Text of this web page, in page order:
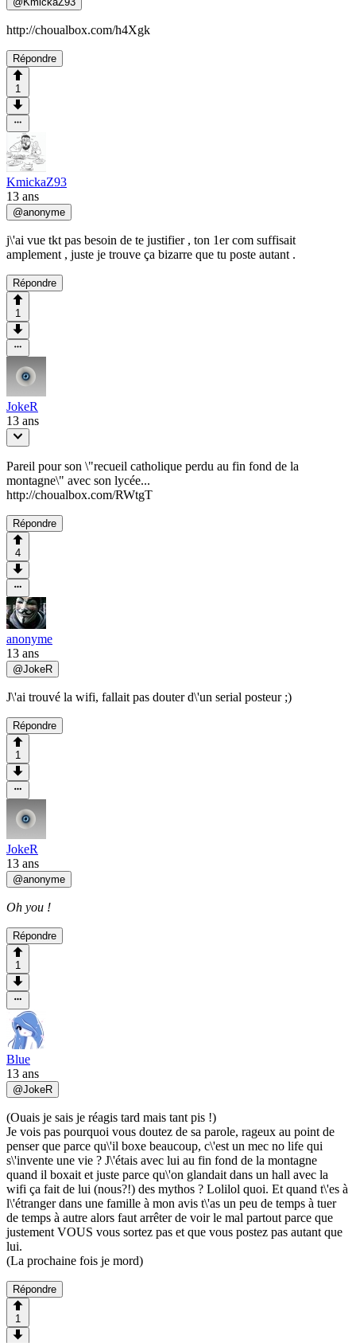
http://choualbox.com/h4Xgk
Répondre
1
KmickaZ93
13 ans
@anonyme
j\'ai vue tkt pas besoin de te justifier , ton 1er com suffisait
amplement , juste je trouve ça bizarre que tu poste autant .
Répondre
1
JokeR
13 ans
Pareil pour son \"recueil catholique perdu au fin fond de la
montagne\" avec son lycée...
http://choualbox.com/RWtgT
Répondre
4
anonyme
13 ans
@JokeR
J\'ai trouvé la wifi, fallait pas douter d\'un serial posteur ;)
Répondre
1
JokeR
13 ans
@anonyme
Oh you !
Répondre
1
Blue
13 ans
@JokeR
(Ouais je sais je réagis tard mais tant pis !)
Je vois pas pourquoi vous doutez de sa parole, rageux au point de
penser que parce qu\'il boxe beaucoup, c\'est un mec no life qui
s\'invente une vie ? J\'étais avec lui au fin fond de la montagne
quand il boxait et juste parce qu\'on glandait dans un hall avec la
wifi ça fait de lui (nous?!) des mythos ? Lolilol quoi. Et quand t\'es à
l\'étranger dans une famille à mon avis t\'as un peu de temps à tuer
de temps à autre alors faut arrêter de voir le mal partout parce que
justement VOUS vous sortez pas et que vous postez pas autant que
lui.
(La prochaine fois je mord)
Répondre
1